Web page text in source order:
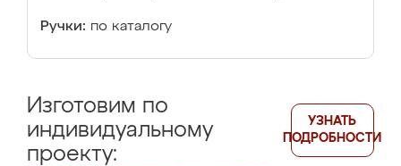
Ручки: по каталогу
Изготовим по
индивидуальному
проекту:
УЗНАТЬ
ПОДРОБНОСТИ